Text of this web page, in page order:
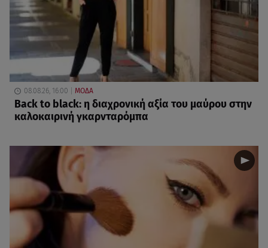
08.08.26, 16:00 ΜΟΔΑ
Back to black: η διαχρονική αξία του μαύρου στην
καλοκαιρινή γκαρνταρόμπα